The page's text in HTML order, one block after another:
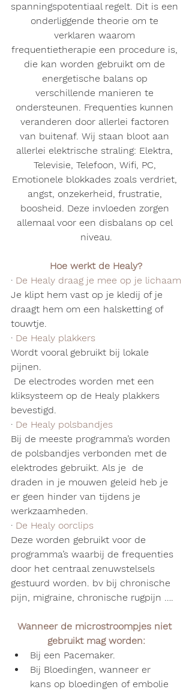
spanningspotentiaal regelt. Dit is een
onderliggende theorie om te
verklaren waarom
frequentietherapie een procedure is,
die kan worden gebruikt om de
energetische balans op
verschillende manieren te
ondersteunen. Frequenties kunnen
veranderen door allerlei factoren
van buitenaf. Wij staan bloot aan
allerlei elektrische straling: Elektra,
Televisie, Telefoon, Wifi, PC,
Emotionele blokkades zoals verdriet,
angst, onzekerheid, frustratie,
boosheid. Deze invloeden zorgen
allemaal voor een disbalans op cel
niveau.
Hoe werkt de Healy?
· De Healy draag je mee op je lichaam
Je klipt hem vast op je kledij of je
draagt hem om een halsketting of
touwtje.
· De Healy plakkers
Wordt vooral gebruikt bij lokale
pijnen.
kliksysteem op de Healy plakkers
bevestigd.
· De Healy polsbandjes
Bij de meeste programma’s worden
de polsbandjes verbonden met de
elektrodes gebruikt. Als je  de
draden in je mouwen geleid heb je
er geen hinder van tijdens je
werkzaamheden.
· De Healy oorclips
Deze worden gebruikt voor de
programma’s waarbij de frequenties
door het centraal zenuwstelsels
gestuurd worden. bv bij chronische
pijn, migraine, chronische rugpijn ….
Wanneer de microstroompjes niet
gebruikt mag worden:
Bij een Pacemaker.
Bij Bloedingen, wanneer er
kans op bloedingen of embolie